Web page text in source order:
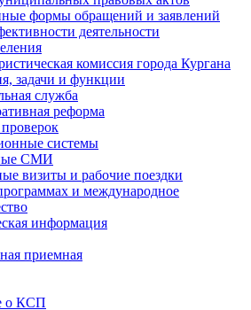
формы обращений и заявлений
деятельности
комиссия города Кургана
задачи и функции
служба
реформа
проверок
системы
СМИ
визиты и рабочие поездки
и международное
информация
приемная
о КСП